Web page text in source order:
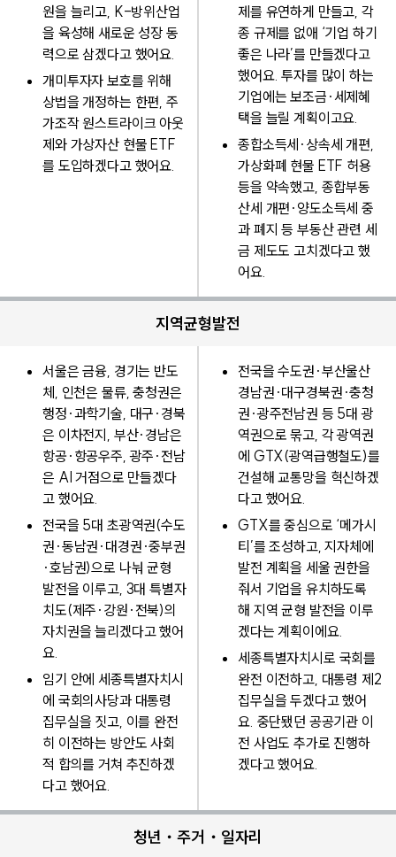
원을 늘리고, K-방위산업
을 육성해 새로운 성장 동
력으로 삼겠다고 했어요.
개미투자자 보호를 위해
상법을 개정하는 한편, 주
가조작 원스트라이크 아웃
제와 가상자산 현물 ETF
를 도입하겠다고 했어요.
제를 유연하게 만들고, 각
종 규제를 없애 ‘기업 하기
좋은 나라’를 만들겠다고
했어요. 투자를 많이 하는
기업에는 보조금·세제혜
택을 늘릴 계획이고요.
종합소득세·상속세 개편,
가상화폐 현물 ETF 허용
등을 약속했고, 종합부동
산세 개편·양도소득세 중
과 폐지 등 부동산 관련 세
금 제도도 고치겠다고 했
어요.
지역균형발전
서울은 금융, 경기는 반도
체, 인천은 물류, 충청권은
행정·과학기술, 대구·경북
은 이차전지, 부산·경남은
항공·항공우주, 광주·전남
은 AI 거점으로 만들겠다
고 했어요.
전국을 5대 초광역권(수도
권·동남권·대경권·중부권
·호남권)으로 나눠 균형
발전을 이루고, 3대 특별자
치도(제주·강원·전북)의
자치권을 늘리겠다고 했어
요.
임기 안에 세종특별자치시
에 국회의사당과 대통령
집무실을 짓고, 이를 완전
히 이전하는 방안도 사회
적 합의를 거쳐 추진하겠
다고 했어요.
전국을 수도권·부산울산
경남권·대구경북권·충청
권·광주전남권 등 5대 광
역권으로 묶고, 각 광역권
에 GTX(광역급행철도)를
건설해 교통망을 혁신하겠
다고 했어요.
GTX를 중심으로 ‘메가시
티’를 조성하고, 지자체에
발전 계획을 세울 권한을
줘서 기업을 유치하도록
해 지역 균형 발전을 이루
겠다는 계획이에요.
세종특별자치시로 국회를
완전 이전하고, 대통령 제2
집무실을 두겠다고 했어
요. 중단됐던 공공기관 이
전 사업도 추가로 진행하
겠다고 했어요.
청년・주거・일자리